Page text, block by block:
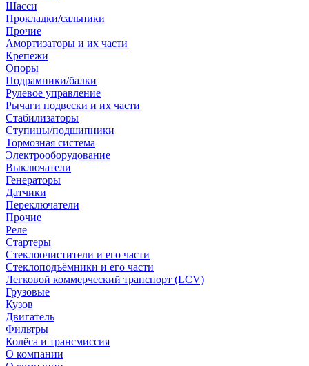
Шасси
Прокладки/сальники
Прочие
Амортизаторы и их части
Крепежи
Опоры
Подрамники/балки
Рулевое управление
Рычаги подвески и их части
Стабилизаторы
Ступицы/подшипники
Тормозная система
Электрооборудование
Выключатели
Генераторы
Датчики
Переключатели
Прочие
Реле
Стартеры
Стеклоочистители и его части
Стеклоподъёмники и его части
Легковой коммерческий транспорт (LCV)
Грузовые
Кузов
Двигатель
Фильтры
Колёса и трансмиссия
О компании